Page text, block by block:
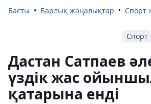
Басты Барлық жаңалықтар Спорт
Спорт
Дастан Сатпаев
үздік жас
қатарына енді